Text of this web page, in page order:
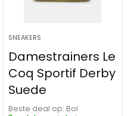
SNEAKERS
Damestrainers Le
Coq Sportif Derby
Suede
Beste deal op:
Bol